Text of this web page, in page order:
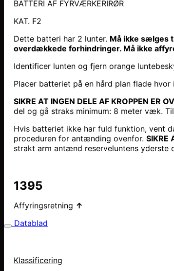
BATTERI AF FYRVÆRKERIRØR
KAT. F2
Dette batteri har 2 lunter. Må ikke sælges
overdækkede forhindringer. Må ikke
Identificer lunten og fjern orange
Placer batteriet på en hård plan flade
SIKRE AT INGEN DELE AF KROPPEN ER
del og gå straks minimum: 8 meter væk.
Hvis batteriet ikke har fuld funktion, vent
proceduren for antænding ovenfor. SIKRE
strakt arm antænd reserveluntens
1395
Affyringsretning ↑
Datablad
Klassificering